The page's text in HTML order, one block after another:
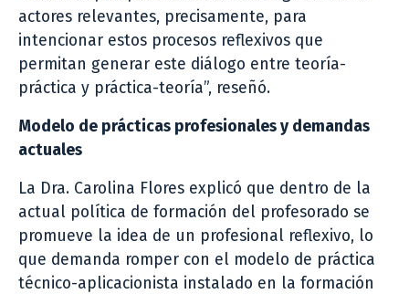
actores relevantes, precisamente, para
intencionar estos procesos reflexivos que
permitan generar este diálogo entre teoría-
práctica y práctica-teoría”, reseñó.
Modelo de prácticas profesionales y demandas
actuales
La Dra. Carolina Flores explicó que dentro de la
actual política de formación del profesorado se
promueve la idea de un profesional reflexivo, lo
que demanda romper con el modelo de práctica
técnico-aplicacionista instalado en la formación